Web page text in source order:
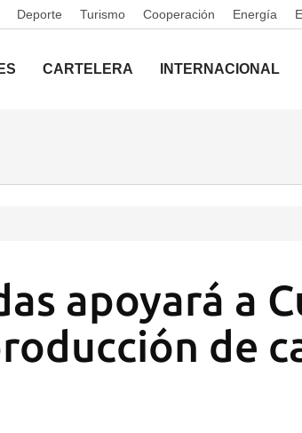
Deporte Turismo Cooperación Energía
CARTELERA INTERNACIONAL
apoyará a
de